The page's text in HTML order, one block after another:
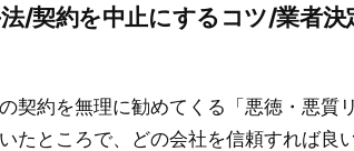
/契約を中止にするコツ/業者決
契約を無理に勧めてくる「悪徳・悪質
たところで、どの会社を信頼すれば良